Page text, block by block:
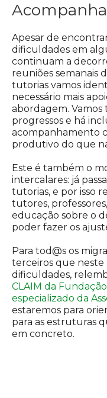
Apesar de
dificuldades em
continuam a
reuniões semanais
tutorias vamos
necessário mais
abordagem.
progressos e há
acompanhamento
produtivo do que
Este é também o
intercalares: já
tutorias, e por isso
tutores,
educação sobre o
poder fazer os
Para tod@s os
terceiros que
dificuldades,
CLAIM da
especializado da
estaremos para
para as estruturas
em concreto.